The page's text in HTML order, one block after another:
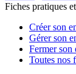
Fiches pratiques
Créer son
Gérer son
Fermer son
Toutes nos